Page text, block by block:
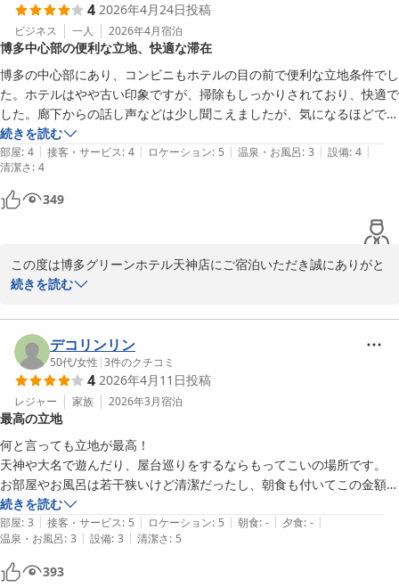
す。
フロント　七熊
博多グリーンホテル天神
2026-05-16
各備品に関しましては定期的に見直しを行い、お客様にお喜びいた
だけるよう努めております。
また、お客様のご投稿にもございます通り、当ホテルは無料軽朝食
をご用意いたしております。いただいたご要望につきましてはレス
トランに共有し、今後の参考とさせていただきます。
これからもお客様にご愛顧賜るホテルを目指し、スタッフ一同日々
精進してまいります。
また福岡にお越しの機会がございましたら、ぜひ当ホテルをご利用
いただけますと幸いです。
お客様に再びお会いできる日を心よりお待ち申し上げております。
フロント　七熊
2026-04-27
4 2026年4月24日投稿
ビジネス 一人 2026年4月宿泊
博多中心部の便利な立地、快適な滞在
博多の中心部にあり、コンビニもホテルの目の前で便利な立地条件でし
た。ホテルはやや古い印象ですが、掃除もしっかりされており、快適で
した。廊下からの話し声などは少し聞こえましたが、気になるほどでは
ありませんでした。
続きを読む
部屋: 4 | 接客・サービス: 4 | ロケーション: 5 | 温泉・お風呂: 3 | 設備: 4 |
清潔さ: 4
349
この度は博多グリーンホテル天神店にご宿泊いただき誠にありがと
うございます。
した事重ねてお礼申し上げます。
お客様のおっしゃる通り、当ホテル周辺には飲食店やショッピング
をお楽しみいただける施設が多数あるため、大変便利な立地である
かと存じます。
また、設備の古さにつきましてはご不便をおかけすることもあった
かと存じますが、清掃面に関してお褒めのお言葉をいただき、大変
光栄に存じます。
今後もより快適にお過ごしいただけるよう、館内の維持・改善に努
めてまいります。
廊下の音に関しましては、完全に防ぐことが難しい部分もございま
すが、できる限り快適な環境をご提供できるよう工夫してまいりま
続きを読む
デコリンリン
50代/女性 |3件のクチコミ
4 2026年4月11日投稿
レジャー 家族 2026年3月宿泊
最高の立地
何と言っても立地が最高！
天神や大名で遊んだり、屋台巡りをするならもってこいの場所です。
お部屋やお風呂は若干狭いけど清潔だったし、朝食も付いてこの金額で
泊まれるなら文句ないです。
チェックイン13時、チェックアウトが12時なのも嬉しいサービスでし
た。
続きを読む
部屋: 3 | 接客・サービス: 5 | ロケーション: 5 | 朝食: - | 夕食: - |
温泉・お風呂: 3 | 設備: 3 | 清潔さ: 5
393